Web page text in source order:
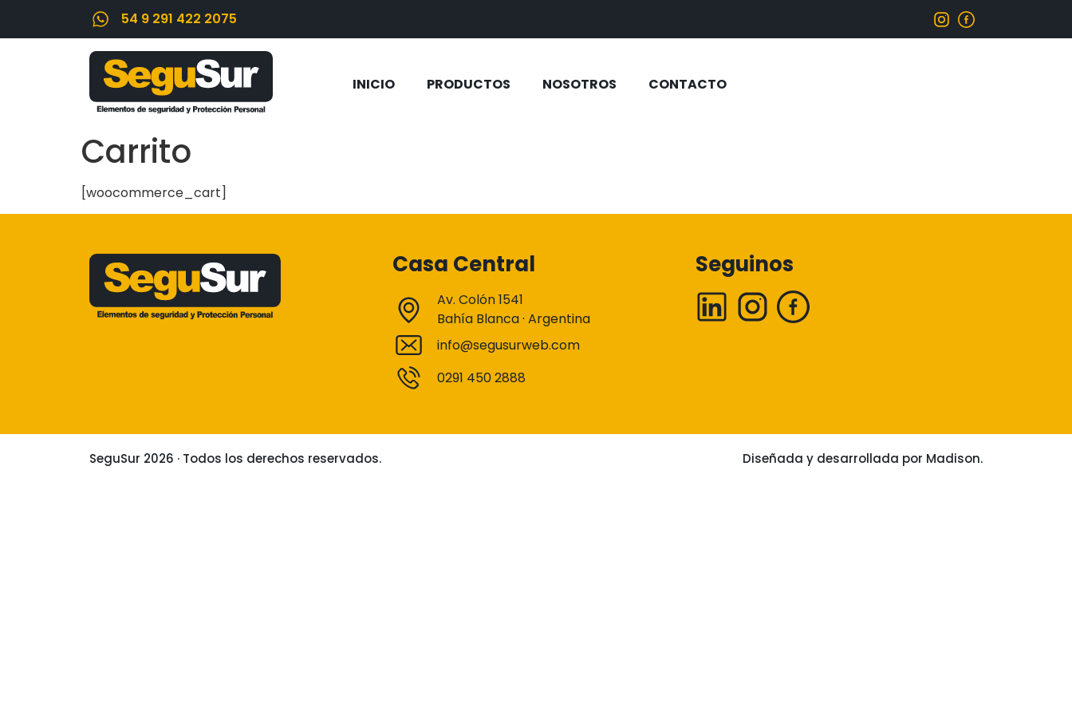
54 9 291 422 2075
INICIO PRODUCTOS NOSOTROS CONTACTO
Carrito
[woocommerce_cart]
Casa Central
Av. Colón 1541
Bahía Blanca · Argentina
info@segusurweb.com
0291 450 2888
Seguinos
SeguSur 2026 · Todos los derechos reservados. Diseñada y desarrollada por Madison.